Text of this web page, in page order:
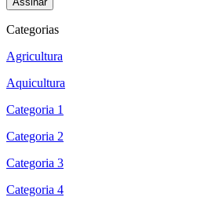
Categorias
Agricultura
Aquicultura
Categoria 1
Categoria 2
Categoria 3
Categoria 4